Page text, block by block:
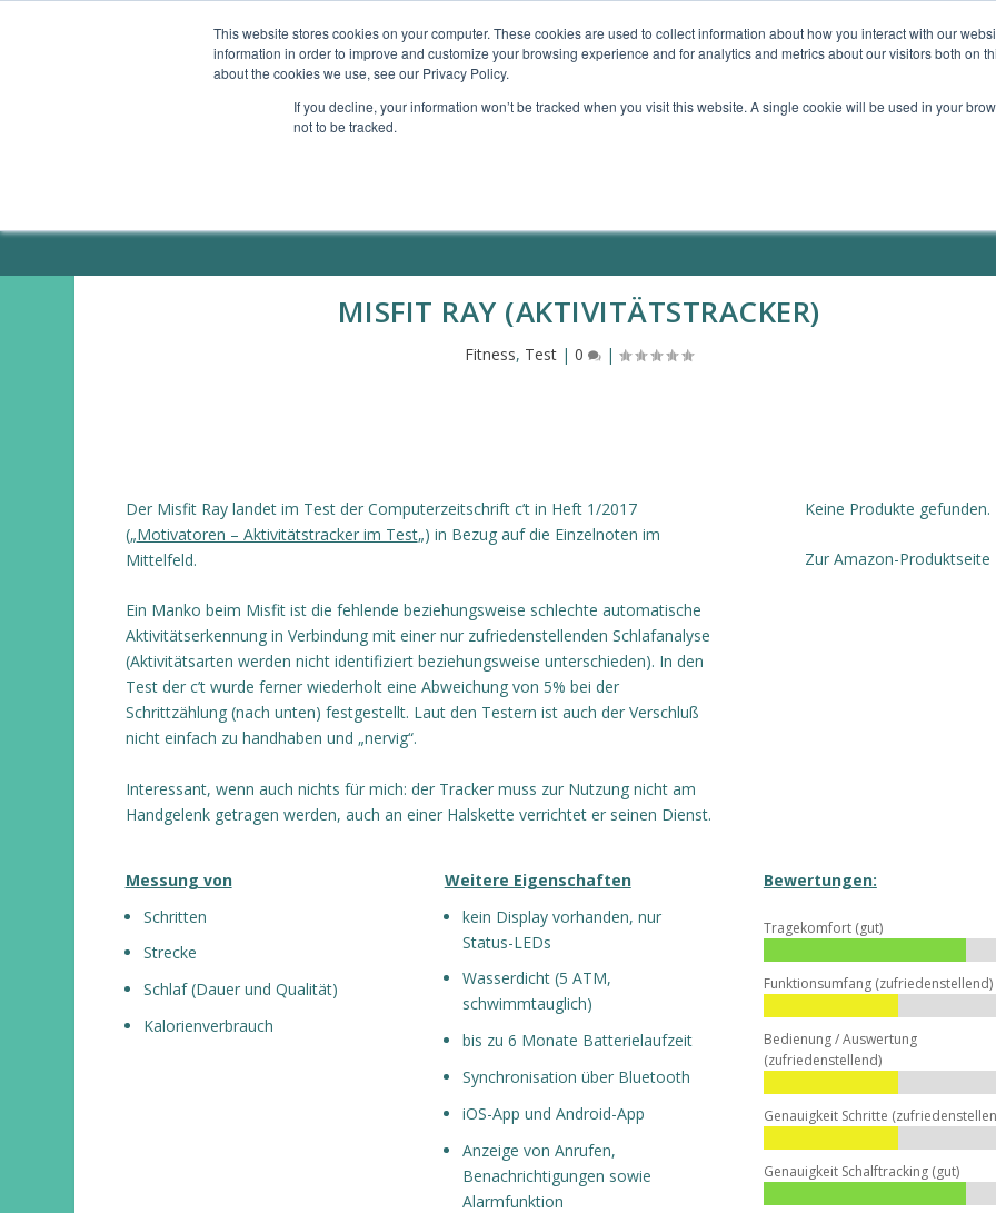
This website stores cookies on your computer. These cookies are used to collect information about how you interact with our
information in order to improve and customize your browsing experience and for analytics and metrics about our visitors both on
about the cookies we use, see our Privacy Policy.
If you decline, your information won’t be tracked when you visit this website. A single cookie will be used in your
not to be tracked.
GESUNDHEITS-APPS SMARTE GERÄTE MEIN ANGEBOT
MISFIT RAY (AKTIVITÄTSTRACKER)
Fitness, Test |0 |
Der Misfit Ray landet im Test der Computerzeitschrift c’t in Heft 1/2017
(„Motivatoren – Aktivitätstracker im Test„) in Bezug auf die Einzelnoten im
Mittelfeld.
Ein Manko beim Misfit ist die fehlende beziehungsweise schlechte automatische
Aktivitätserkennung in Verbindung mit einer nur zufriedenstellenden Schlafanalyse
(Aktivitätsarten werden nicht identifiziert beziehungsweise unterschieden). In den
Test der c’t wurde ferner wiederholt eine Abweichung von 5% bei der
Schrittzählung (nach unten) festgestellt. Laut den Testern ist auch der Verschluß
nicht einfach zu handhaben und „nervig“.
Interessant, wenn auch nichts für mich: der Tracker muss zur Nutzung nicht am
Handgelenk getragen werden, auch an einer Halskette verrichtet er seinen Dienst.
Keine Produkte gefunden.
Zur Amazon-Produktseite
Messung von
Schritten
Strecke
Schlaf (Dauer und Qualität)
Kalorienverbrauch
Weitere Eigenschaften
kein Display vorhanden, nur
Status-LEDs
Wasserdicht (5 ATM,
schwimmtauglich)
bis zu 6 Monate Batterielaufzeit
Synchronisation über Bluetooth
iOS-App und Android-App
Anzeige von Anrufen,
Benachrichtigungen sowie
Alarmfunktion
Bewertungen:
Tragekomfort (gut)
Funktionsumfang (zufriedenstellend)
Bedienung / Auswertung
(zufriedenstellend)
Genauigkeit Schritte
Genauigkeit Schalftracking (gut)